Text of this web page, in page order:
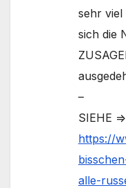
sehr viel
sich die
–
SIEHE =>
https://
alle-